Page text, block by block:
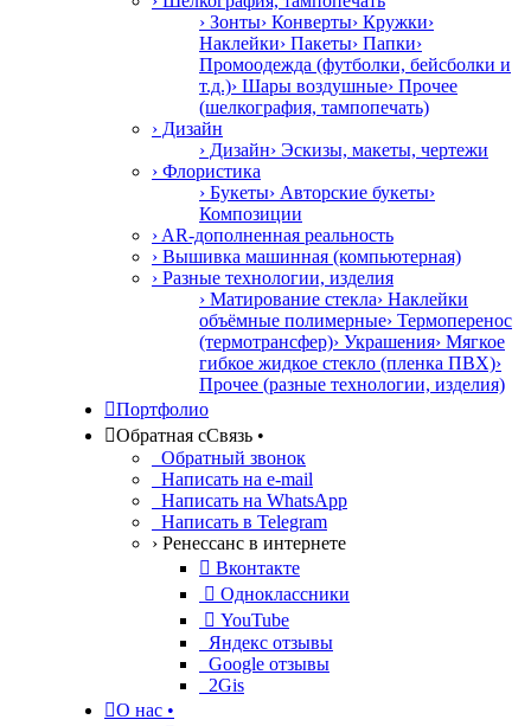
› Зонты› Конверты› Кружки›
Наклейки› Пакеты› Папки›
Промоодежда (футболки, бейсболки и
т.д.)› Шары воздушные› Прочее
(шелкография, тампопечать)
› Дизайн
› Дизайн› Эскизы, макеты, чертежи
› Флористика
› Букеты› Авторские букеты›
Композиции
› AR-дополненная реальность
› Вышивка машинная (компьютерная)
› Разные технологии, изделия
› Матирование стекла› Наклейки
объёмные полимерные› Термоперенос
(термотрансфер)› Украшения› Мягкое
гибкое жидкое стекло (пленка ПВХ)›
Прочее (разные технологии, изделия)
Портфолио
Обратная сСвязь •
Обратный звонок
Написать на e-mail
Написать на WhatsApp
Написать в Telegram
› Ренессанс в интернете
 Вконтакте
 Одноклассники
 YouTube
Яндекс отзывы
Google отзывы
2Gis
О нас •